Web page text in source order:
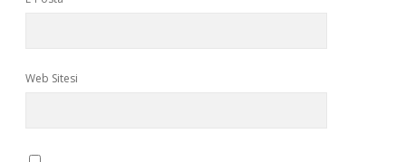
Web Sitesi